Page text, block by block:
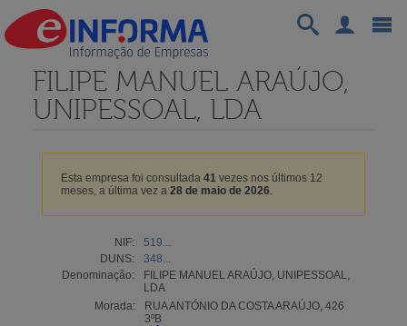
FILIPE MANUEL ARAÚJO,
UNIPESSOAL, LDA
Esta empresa foi consultada 41vezes nos últimos 12
meses, a última vez a 28 de maio de 2026.
NIF:
519...
DUNS:
348...
Denominação:
FILIPE MANUEL ARAÚJO, UNIPESSOAL,
LDA
Morada:
RUA ANTÓNIO DA COSTA ARAÚJO, 426
3ºB